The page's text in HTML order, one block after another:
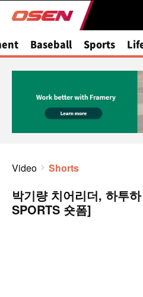
Baseball Sports
Video Shorts
박기량 치어리더, 하투
SPORTS 숏폼]